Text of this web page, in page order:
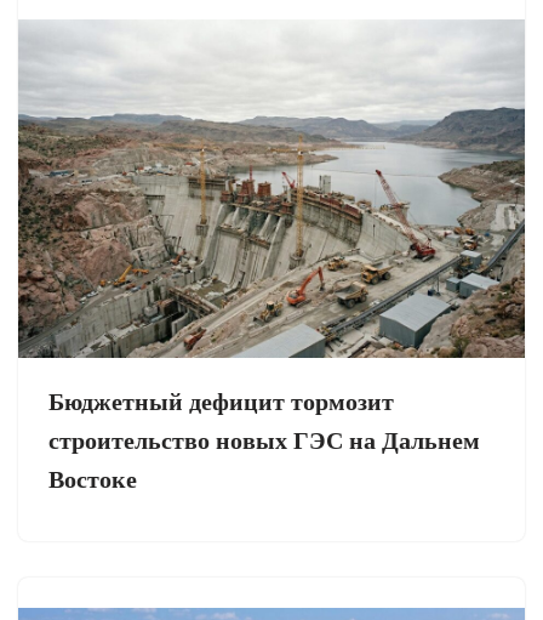
Бюджетный дефицит тормозит
строительство новых ГЭС на Дальнем
Востоке